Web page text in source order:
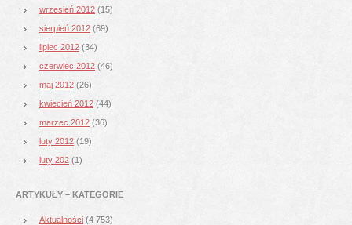
wrzesień 2012 (15)
sierpień 2012 (69)
lipiec 2012 (34)
czerwiec 2012 (46)
maj 2012 (26)
kwiecień 2012 (44)
marzec 2012 (36)
luty 2012 (19)
luty 202 (1)
ARTYKUŁY – KATEGORIE
Aktualności (4 753)